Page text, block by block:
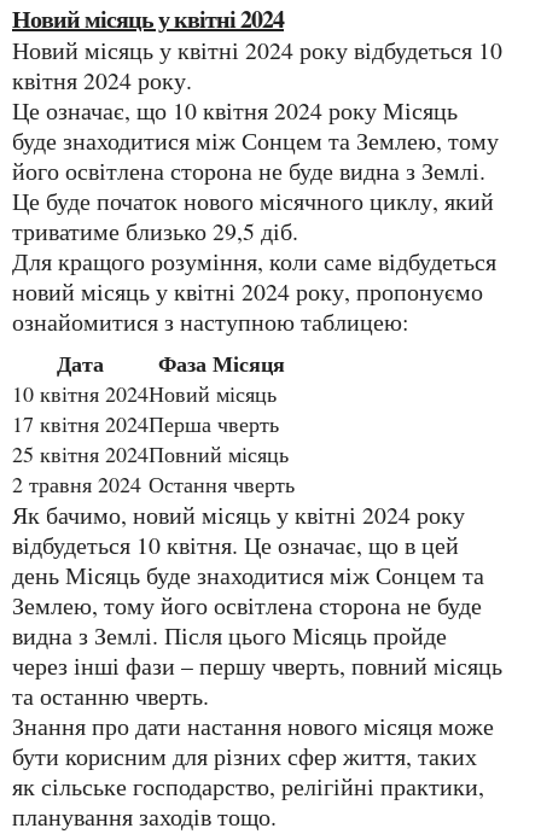
Новий місяць у квітні 2024
Новий місяць у квітні 2024 року відбудеться 10
квітня 2024 року.
Це означає, що 10 квітня 2024 року Місяць
буде знаходитися між Сонцем та Землею, тому
його освітлена сторона не буде видна з Землі.
Це буде початок нового місячного циклу, який
триватиме близько 29,5 діб.
Для кращого розуміння, коли саме відбудеться
новий місяць у квітні 2024 року, пропонуємо
ознайомитися з наступною таблицею:
Дата Фаза Місяця
10 квітня 2024 Новий місяць
17 квітня 2024 Перша чверть
25 квітня 2024 Повний місяць
2 травня 2024
Остання чверть
Як бачимо, новий місяць у квітні 2024 року
відбудеться 10 квітня. Це означає, що в цей
день Місяць буде знаходитися між Сонцем та
Землею, тому його освітлена сторона не буде
видна з Землі. Після цього Місяць пройде
через інші фази – першу чверть, повний місяць
та останню чверть.
Знання про дати настання нового місяця може
бути корисним для різних сфер життя, таких
як сільське господарство, релігійні практики,
планування заходів тощо.